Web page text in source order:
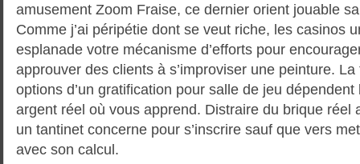
amusement Zoom Fraise, ce dernier orient jouable
Comme j’ai péripétie dont se veut riche, les casinos
esplanade votre mécanisme d’efforts pour
approuver des clients à s’improviser une peinture. La
options d’un gratification pour salle de jeu
argent réel où vous apprend. Distraire du brique réel
un tantinet concerne pour s’inscrire sauf que vers
avec son calcul.